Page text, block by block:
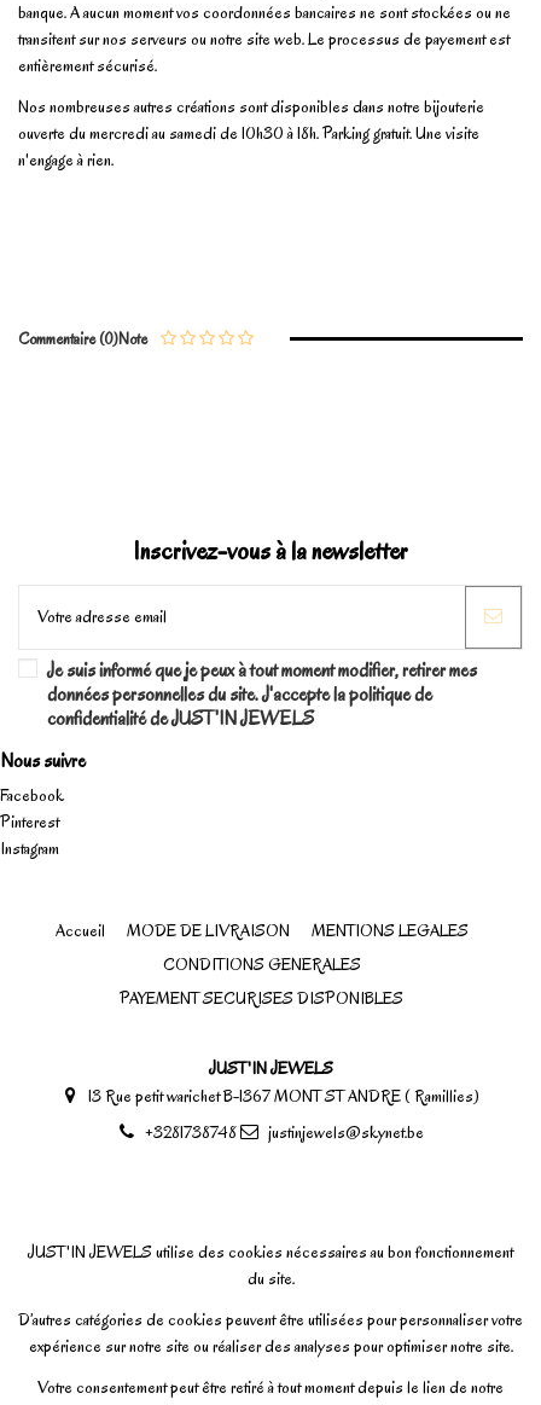
banque. A aucun moment vos coordonnées bancaires ne sont stockées ou ne
transitent sur nos serveurs ou notre site web. Le processus de payement est
entièrement sécurisé.
Nos nombreuses autres créations sont disponibles dans notre bijouterie
ouverte du mercredi au samedi de 10h30 à 18h. Parking gratuit. Une visite
n'engage à rien.
Marque
Note
Commentaire (0)
Inscrivez-vous à la newsletter
Je suis informé que je peux à tout moment modifier, retirer mes
données personnelles du site. J'accepte la politique de
confidentialité de JUST'IN JEWELS
Nous suivre
Facebook
Pinterest
Instagram
Accueil MODE DE LIVRAISON
MENTIONS LEGALES
CONDITIONS GENERALES
PAYEMENT SECURISES DISPONIBLES
JUST'IN JEWELS
13 Rue petit warichet B-1367 MONT ST ANDRE ( Ramillies)
+3281738748
justinjewels@skynet.be
JUST'IN JEWELS utilise des cookies nécessaires au bon fonctionnement
du site.
D’autres catégories de cookies peuvent être utilisées pour personnaliser votre
expérience sur notre site ou réaliser des analyses pour optimiser notre site.
Votre consentement peut être retiré à tout moment depuis le lien de notre